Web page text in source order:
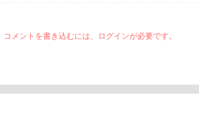
コメントを書き込むには、ログインが必要です。